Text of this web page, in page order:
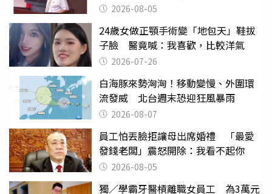
2026-08-05
24歲女做正顎手術變「地包天」鞋拔
子臉 醫竟喊：我喜歡，比較洋氣
2026-07-26
白海豚來勢洶洶！移動變慢、外圍環
流發威 北台週末恐迎狂風暴雨
2026-08-07
員工怕丟臉拒讓母出席婚禮 「最愛
發錢老闆」震怒開除：我看不起你
2026-08-05
獨／學霸牙醫槓離職女員工 為3萬元